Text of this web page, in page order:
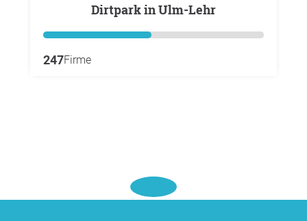
Dirtpark in Ulm-Lehr
247Firme